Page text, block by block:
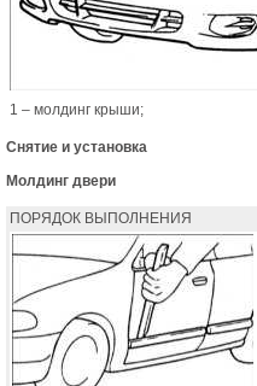
1 – молдинг крыши;
Снятие и установка
Молдинг двери
ПОРЯДОК ВЫПОЛНЕНИЯ